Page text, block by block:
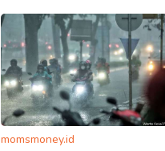
momsmoney.id